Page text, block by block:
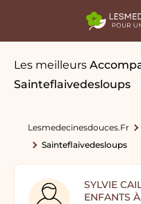
Les meilleurs
Sainteflaivedesloups
Lesmedecinesdouces.fr
Sainteflaivedesloups
SYLVIE
ENFANTS